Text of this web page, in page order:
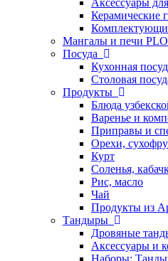
Аксессуары
Керамические
Мангалы и печи
Посуда
Кухонная
Столовая
Продукты
Блюда
Варенье и
Приправы и
Орехи,
Курт
Соленья,
Рис, масло
Чай
Продукты из
Тандыры
Дровяные
Аксессуары и
Наборы: